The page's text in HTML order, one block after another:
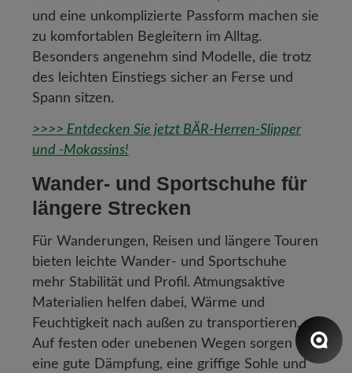
und eine unkomplizierte Passform machen sie
zu komfortablen Begleitern im Alltag.
Besonders angenehm sind Modelle, die trotz
des leichten Einstiegs sicher an Ferse und
Spann sitzen.
>>>> Entdecken Sie jetzt BÄR-Herren-Slipper
und -Mokassins!
Wander- und Sportschuhe für
längere Strecken
Für Wanderungen, Reisen und längere Touren
bieten leichte Wander- und Sportschuhe
mehr Stabilität und Profil. Atmungsaktive
Materialien helfen dabei, Wärme und
Feuchtigkeit nach außen zu transportieren.
Auf festen oder unebenen Wegen sorgen
eine gute Dämpfung, eine griffige Sohle und